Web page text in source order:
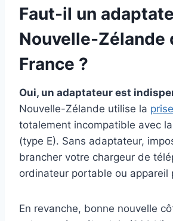
Faut-il un
Nouvelle-Zélande
France ?
Oui, un adaptateur est
Nouvelle-Zélande utilise la
totalement incompatible avec
(type E). Sans adaptateur,
brancher votre chargeur de
ordinateur portable ou appareil
En revanche, bonne nouvelle